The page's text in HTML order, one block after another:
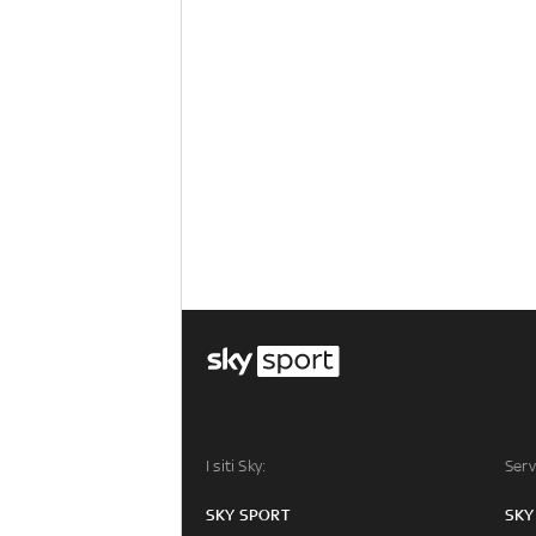
I siti Sky:
SKY SPORT